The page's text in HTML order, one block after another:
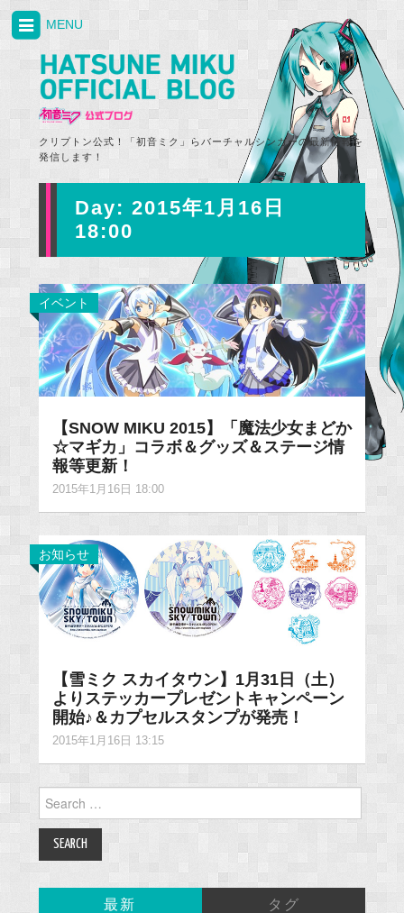
クリプトン公式！「初音ミク」らバーチャルシンガーの最新情報を
発信します！
MENU
Day: 2015年1月16日
18:00
イベント
【SNOW MIKU 2015】「魔法少女まどか
☆マギカ」コラボ＆グッズ＆ステージ情
報等更新！
2015年1月16日 18:00
お知らせ
【雪ミク スカイタウン】1月31日（土）
よりステッカープレゼントキャンペーン
開始♪＆カプセルスタンプが発売！
2015年1月16日 13:15
for:
最新 タグ